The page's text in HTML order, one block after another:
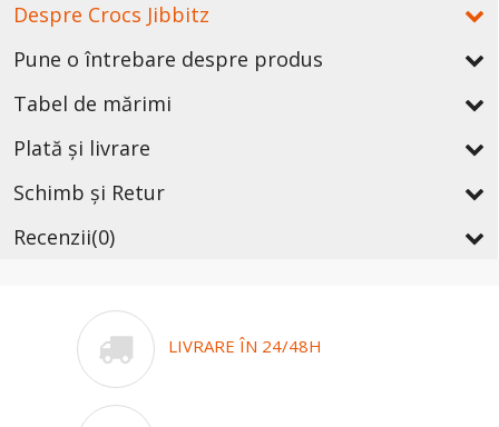
Despre Crocs Jibbitz
Pune o întrebare despre produs
Tabel de mărimi
Plată și livrare
Schimb și Retur
Recenzii(0)
LIVRARE ÎN 24/48H